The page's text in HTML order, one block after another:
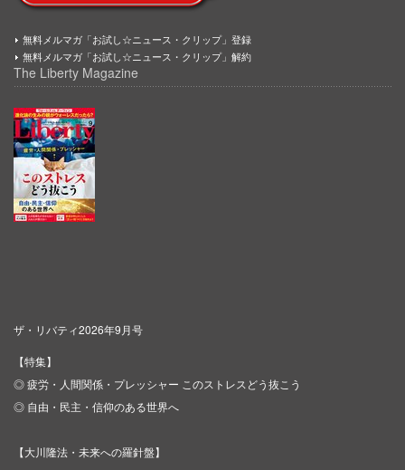
無料メルマガ「お試し☆ニュース・クリップ」登録
無料メルマガ「お試し☆ニュース・クリップ」解約
The Liberty Magazine
ザ・リバティ2026年9月号
【特集】
◎ 疲労・人間関係・プレッシャー このストレスどう抜こう
◎ 自由・民主・信仰のある世界へ
【大川隆法・未来への羅針盤】